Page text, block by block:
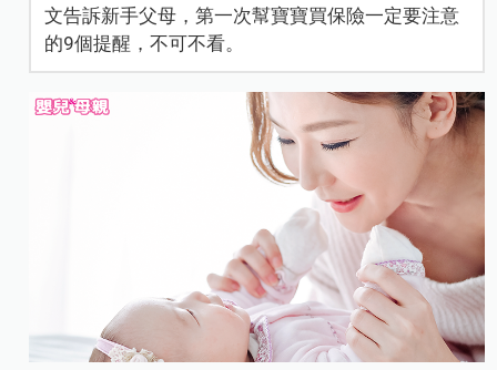
文告訴新手父母，第一次幫寶寶買保險一定要注意
的9個提醒，不可不看。